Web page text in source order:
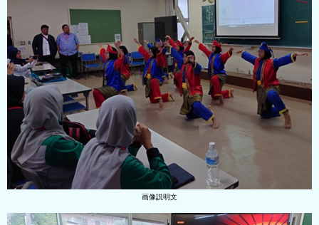
画像説明文